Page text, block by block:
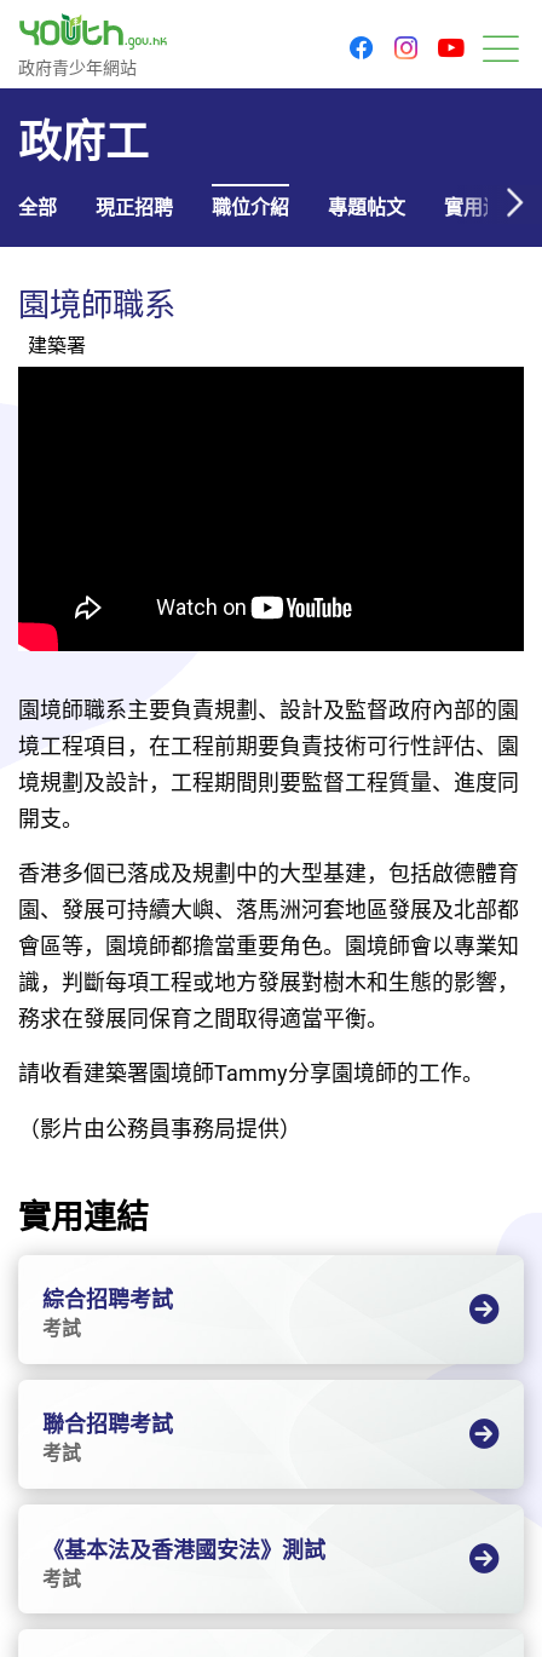
政府青少年網站
政府青少年網站
facebookinstagram
政府工
全部 現正招聘 職位介紹 專題帖文 實用連結
園境師職系
建築署
園境師職系主要負責規劃、設計及監督政府內部的園
境工程項目，在工程前期要負責技術可行性評估、園
境規劃及設計，工程期間則要監督工程質量、進度同
開支。
香港多個已落成及規劃中的大型基建，包括啟德體育
園、發展可持續大嶼、落馬洲河套地區發展及北部都
會區等，園境師都擔當重要角色。園境師會以專業知
識，判斷每項工程或地方發展對樹木和生態的影響，
務求在發展同保育之間取得適當平衡。
請收看建築署園境師Tammy分享園境師的工作。
（影片由公務員事務局提供）
實用連結
綜合招聘考試
考試
聯合招聘考試
考試
《基本法及香港國安法》測試
考試